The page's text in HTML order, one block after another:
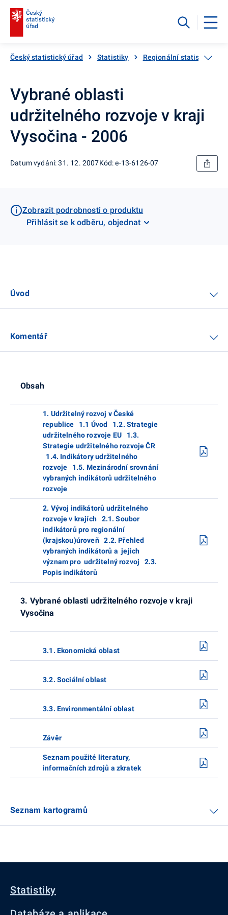
Český statistický úřad Statistiky Regionální statistiky
Vybrané oblasti
udržitelného rozvoje v kraji
Vysočina - 2006
Datum vydání: 31. 12. 2007Kód: e-13-6126-07
Zobrazit podrobnosti o produktu
Přihlásit se k odběru, objednat
Úvod
Komentář
Obsah
1. Udržitelný rozvoj v České
republice 1.1 Úvod 1.2. Strategie
udržitelného rozvoje EU 1.3.
Strategie udržitelného rozvoje ČR
1.4. Indikátory udržitelného
rozvoje 1.5. Mezinárodní srovnání
vybraných indikátorů udržitelného
rozvoje
2. Vývoj indikátorů udržitelného
rozvoje v krajích 2.1. Soubor
indikátorů pro regionální
(krajskou)úroveň 2.2. Přehled
vybraných indikátorů a jejich
význam pro udržitelný rozvoj 2.3.
Popis indikátorů
3. Vybrané oblasti udržitelného rozvoje v kraji
Vysočina
3.1. Ekonomická oblast
3.2. Sociální oblast
3.3. Environmentální oblast
Závěr
Seznam použité literatury,
informačních zdrojů a zkratek
Seznam kartogramů
Statistiky